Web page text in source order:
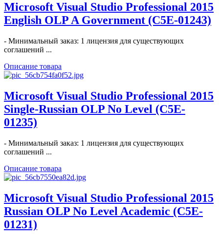
Microsoft Visual Studio Professional 2015
English OLP A Government (C5E-01243)
- Минимальный заказ: 1 лицензия для существующих
соглашений ...
Описание товара
Microsoft Visual Studio Professional 2015
Single-Russian OLP No Level (C5E-
01235)
- Минимальный заказ: 1 лицензия для существующих
соглашений ...
Описание товара
Microsoft Visual Studio Professional 2015
Russian OLP No Level Academic (C5E-
01231)